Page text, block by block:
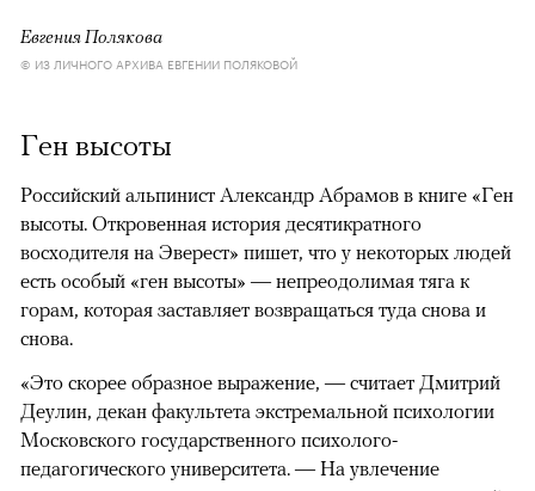
Евгения Полякова
© ИЗ ЛИЧНОГО АРХИВА ЕВГЕНИИ ПОЛЯКОВОЙ
Ген высоты
Российский альпинист Александр Абрамов в книге «Ген
высоты. Откровенная история десятикратного
восходителя на Эверест» пишет, что у некоторых людей
есть особый «ген высоты» — непреодолимая тяга к
горам, которая заставляет возвращаться туда снова и
снова.
«Это скорее образное выражение, — считает Дмитрий
Деулин, декан факультета экстремальной психологии
Московского государственного психолого-
педагогического университета. — На увлечение